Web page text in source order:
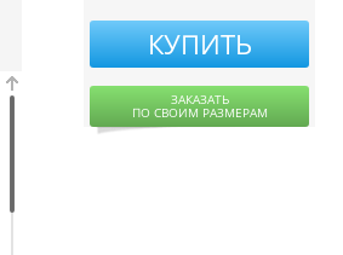
КУПИТЬ
ЗАКАЗАТЬ
ПО СВОИМ РАЗМЕРАМ